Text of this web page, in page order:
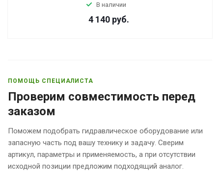
В наличии
4 140 руб.
ПОМОЩЬ СПЕЦИАЛИСТА
Проверим совместимость перед
заказом
Поможем подобрать гидравлическое оборудование или
запасную часть под вашу технику и задачу. Сверим
артикул, параметры и применяемость, а при отсутствии
исходной позиции предложим подходящий аналог.